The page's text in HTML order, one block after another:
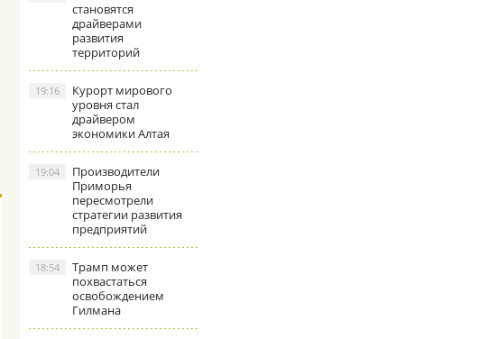
становятся
драйверами
развития
территорий
Курорт мирового
уровня стал
драйвером
экономики Алтая
19:16
Производители
Приморья
пересмотрели
стратегии развития
предприятий
19:04
Трамп может
похвастаться
освобождением
Гилмана
18:54